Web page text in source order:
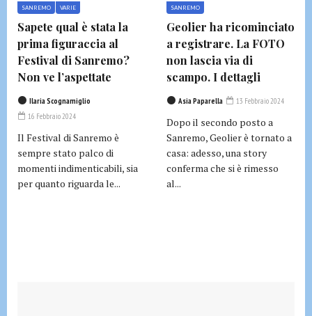
SANREMO VARIE
Sapete qual è stata la
prima figuraccia al
Festival di Sanremo?
Non ve l’aspettate
Ilaria Scognamiglio
16 Febbraio 2024
Il Festival di Sanremo è
sempre stato palco di
momenti indimenticabili, sia
per quanto riguarda le...
SANREMO
Geolier ha ricominciato
a registrare. La FOTO
non lascia via di
scampo. I dettagli
Asia Paparella 13 Febbraio 2024
Dopo il secondo posto a
Sanremo, Geolier è tornato a
casa: adesso, una story
conferma che si è rimesso
al...